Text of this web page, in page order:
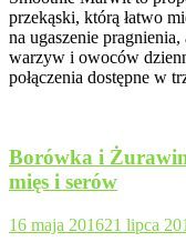
przekąski, którą łatwo
na ugaszenie
warzyw i owoców
połączenia dostępne w
Borówka i
mięs i serów
16 maja 201621 lipca